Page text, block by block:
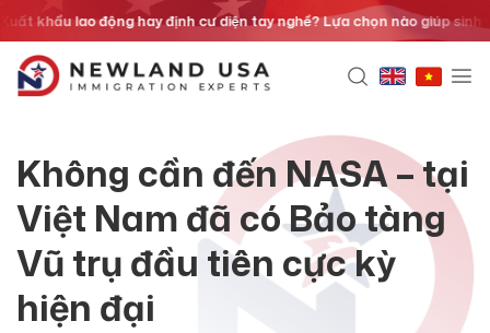
Chuyển
dung
khẩu lao động hay định cư diện tay nghề? Lựa chọn nào giúp sinh
Không cần đến NASA – tại
Việt Nam đã có Bảo tàng
Vũ trụ đầu tiên cực kỳ
hiện đại